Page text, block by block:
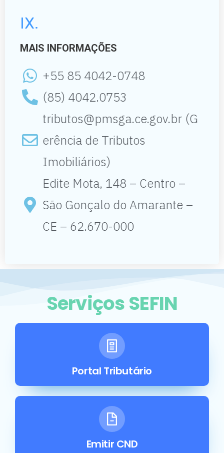
IX.
MAIS INFORMAÇÕES
+55 85 4042-0748
(85) 4042.0753
tributos@pmsga.ce.gov.br (G
erência de Tributos
Imobiliários)
Edite Mota, 148 – Centro –
São Gonçalo do Amarante –
CE – 62.670-000
Serviços SEFIN
Portal Tributário
Emitir CND